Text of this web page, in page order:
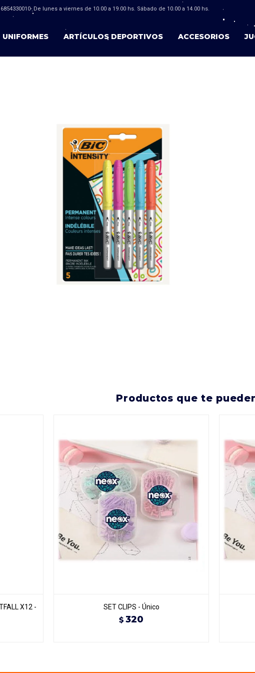
UNIFORMES ARTÍCULOS DEPORTIVOS ACCESORIOS
De lunes a viernes de 10.00 a 19.00 hs. Sábado de 10.00 a 14.00 hs.
productos que te
X12 -
SET CLIPS - Único
$ 320